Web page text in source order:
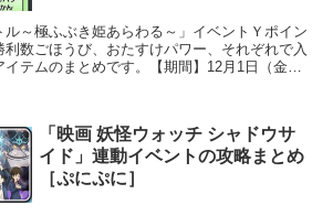
ル～極ふぶき姫あらわる～」イベントＹポイン
利数ごほうび、おたすけパワー、それぞれで入
テムのまとめです。【期間】12月1日（金）
「映画 妖怪ウォッチ シャドウサ
イド」連動イベントの攻略まとめ
［ぷにぷに］